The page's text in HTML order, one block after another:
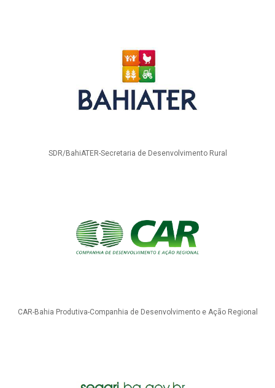
SDR/BahiATER-Secretaria de Desenvolvimento Rural
CAR-Bahia Produtiva-Companhia de Desenvolvimento e Ação Regional